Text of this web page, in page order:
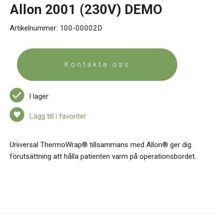
Allon 2001 (230V) DEMO
Artikelnummer: 100-00002D
Kontakta oss
I lager
Lägg till i favoriter
Universal ThermoWrap® tillsammans med Allon® ger dig
förutsättning att hålla patienten varm på operationsbordet.